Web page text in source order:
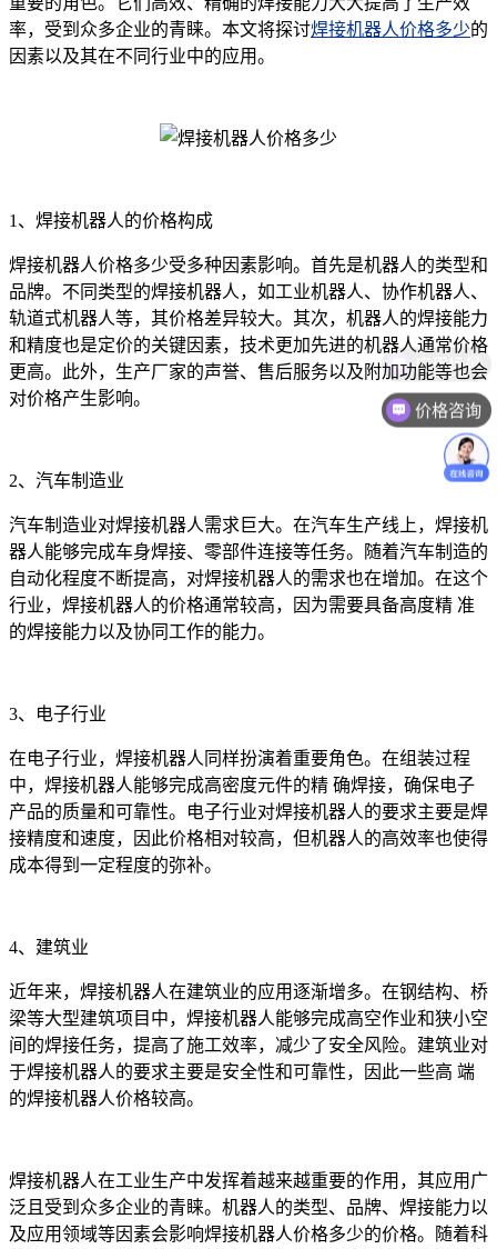
率，受到众多企业的青睐。本文将探讨焊接机器人价格多少的
因素以及其在不同行业中的应用。
1、焊接机器人的价格构成
焊接机器人价格多少受多种因素影响。首先是机器人的类型和
品牌。不同类型的焊接机器人，如工业机器人、协作机器人、
轨道式机器人等，其价格差异较大。其次，机器人的焊接能力
和精度也是定价的关键因素，技术更加先进的机器人通常价格
更高。此外，生产厂家的声誉、售后服务以及附加功能等也会
对价格产生影响。
2、汽车制造业
汽车制造业对焊接机器人需求巨大。在汽车生产线上，焊接机
器人能够完成车身焊接、零部件连接等任务。随着汽车制造的
自动化程度不断提高，对焊接机器人的需求也在增加。在这个
行业，焊接机器人的价格通常较高，因为需要具备高度精 准
的焊接能力以及协同工作的能力。
3、电子行业
在电子行业，焊接机器人同样扮演着重要角色。在组装过程
中，焊接机器人能够完成高密度元件的精 确焊接，确保电子
产品的质量和可靠性。电子行业对焊接机器人的要求主要是焊
接精度和速度，因此价格相对较高，但机器人的高效率也使得
成本得到一定程度的弥补。
4、建筑业
近年来，焊接机器人在建筑业的应用逐渐增多。在钢结构、桥
梁等大型建筑项目中，焊接机器人能够完成高空作业和狭小空
间的焊接任务，提高了施工效率，减少了安全风险。建筑业对
于焊接机器人的要求主要是安全性和可靠性，因此一些高 端
的焊接机器人价格较高。
焊接机器人在工业生产中发挥着越来越重要的作用，其应用广
泛且受到众多企业的青睐。机器人的类型、品牌、焊接能力以
及应用领域等因素会影响焊接机器人价格多少的价格。随着科
价格咨询